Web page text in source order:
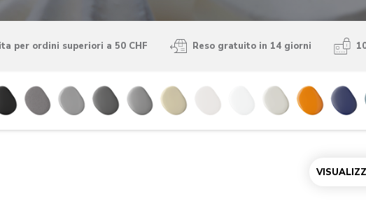
per ordini superiori a 50 CHF Reso gratuito in 14 giorni